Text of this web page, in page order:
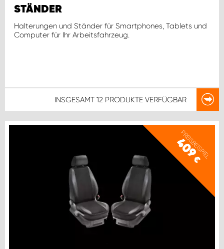
STÄNDER
Halterungen und Ständer für Smartphones, Tablets und
Computer für Ihr Arbeitsfahrzeug.
INSGESAMT 12 PRODUKTE VERFÜGBAR
PREISBEISPIEL
409
€